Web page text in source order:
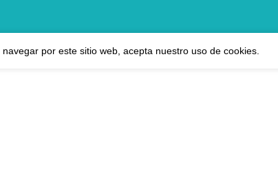
por este sitio web, acepta nuestro uso de cookies.